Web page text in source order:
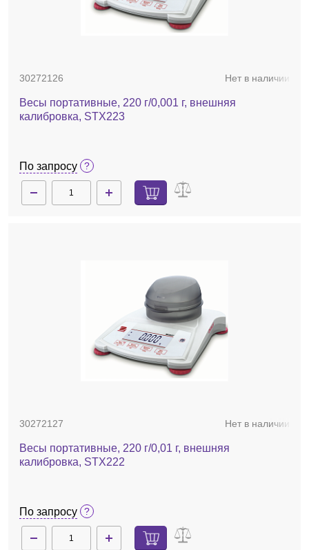
30272126 Нет в наличии
Весы портативные, 220 г/0,001 г, внешняя
калибровка, STX223
По запросу
30272127 Нет в наличии
Весы портативные, 220 г/0,01 г, внешняя
калибровка, STX222
По запросу